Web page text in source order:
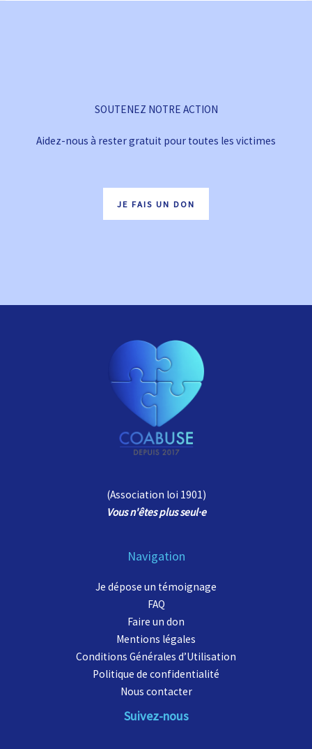
SOUTENEZ NOTRE ACTION
Aidez-nous à rester gratuit pour toutes les victimes
JE FAIS UN DON
(Association loi 1901)
Vous n'êtes plus seul·e
Navigation
Je dépose un témoignage
FAQ
Faire un don
Mentions légales
Conditions Générales d’Utilisation
Politique de confidentialité
Nous contacter
Suivez-nous